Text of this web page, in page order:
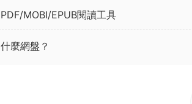
PDF/MOBI/EPUB閱讀工具
什麼網盤？